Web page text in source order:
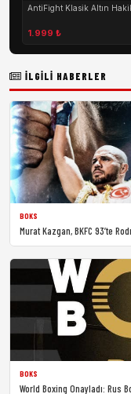
AntiFight Klasik Altın
1.999 ₺
İLGILI HABERLER
BOKS
Murat Kazgan, BKFC 93’te
BOKS
World Boxing Onayladı: Rus